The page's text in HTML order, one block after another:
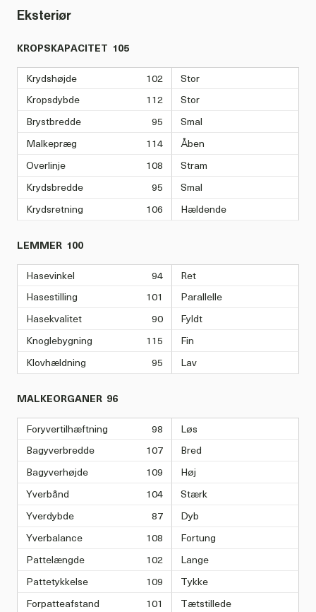
Eksteriør
KROPSKAPACITET 105
Krydshøjde 102
Stor
Kropsdybde
112
Stor
Brystbredde
95
Smal
Malkepræg
114
Åben
Overlinje
108
Stram
Krydsbredde
95
Smal
Krydsretning
106 Hældende
LEMMER 100
Hasevinkel 94
Ret
Hasestilling
101
Parallelle
Hasekvalitet
90
Fyldt
Knoglebygning
115
Fin
Klovhældning
95 Lav
MALKEORGANER 96
Foryvertilhæftning 98
Løs
Bagyverbredde
107
Bred
Bagyverhøjde
109
Høj
Yverbånd
104
Stærk
Yverdybde
87
Dyb
Yverbalance
108
Fortung
Pattelængde
102
Lange
Pattetykkelse
109
Tykke
Forpatteafstand
101
Tætstillede